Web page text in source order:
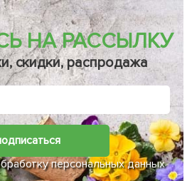
НА РАССЫЛКУ
скидки, распродажа
персональных данных